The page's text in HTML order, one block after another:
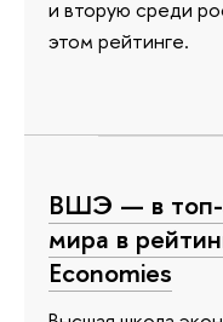
и вторую среди
этом рейтинге.
ВШЭ — в топ-
мира в
Economies